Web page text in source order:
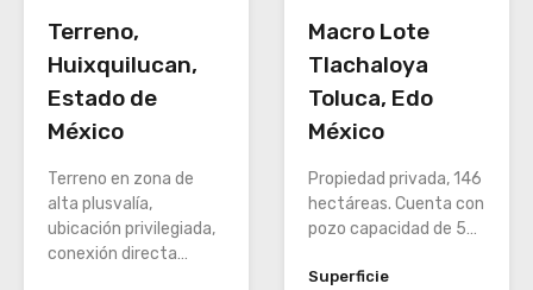
Terreno,
Huixquilucan,
Estado de
México
Terreno en zona de
alta plusvalía,
ubicación privilegiada,
conexión directa…
Macro Lote
Tlachaloya
Toluca, Edo
México
Propiedad privada, 146
hectáreas. Cuenta con
pozo capacidad de 5…
Superficie